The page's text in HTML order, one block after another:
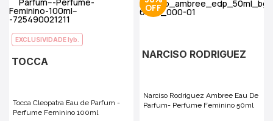
EXCLUSIVIDADE lyb.
TOCCA
Tocca Cleopatra Eau de Parfum -
Perfume Feminino 100ml
NARCISO RODRIGUEZ
Narciso Rodriguez Ambree Eau De
Parfum- Perfume Feminino 50ml